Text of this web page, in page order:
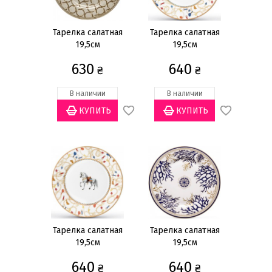
Ширина
20см (1)
Количество предметов
1 предмет (70)
6 предметов
(1)
Звезда (4)
Квадратная (4)
Круглая (63)
Цвет
Бежевый (1)
Тарелка салатная
19,5см
630 ₴
В наличии
Тарелка салатная
19,5см
640 ₴
В наличии
Тарелка салатная
19,5см
640 ₴
Тарелка салатная
19,5см
640 ₴